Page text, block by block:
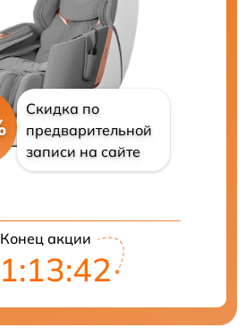
Скидка по
предварительной
записи на сайте
Конец акции